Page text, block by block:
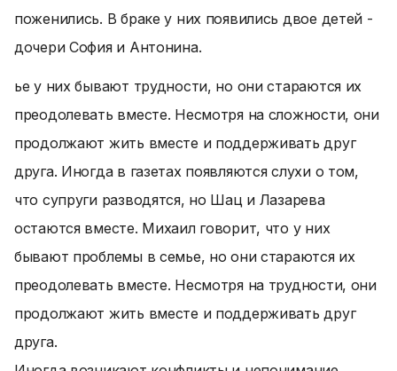
поженились. В браке у них появились двое детей -
дочери София и Антонина.
ье у них бывают трудности, но они стараются их
преодолевать вместе. Несмотря на сложности, они
продолжают жить вместе и поддерживать друг
друга. Иногда в газетах появляются слухи о том,
что супруги разводятся, но Шац и Лазарева
остаются вместе. Михаил говорит, что у них
бывают проблемы в семье, но они стараются их
преодолевать вместе. Несмотря на трудности, они
продолжают жить вместе и поддерживать друг
друга.